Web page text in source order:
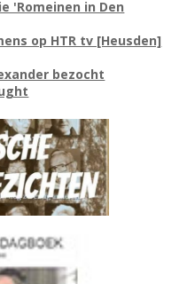
'Romeinen in Den
op HTR tv [Heusden]
bezocht